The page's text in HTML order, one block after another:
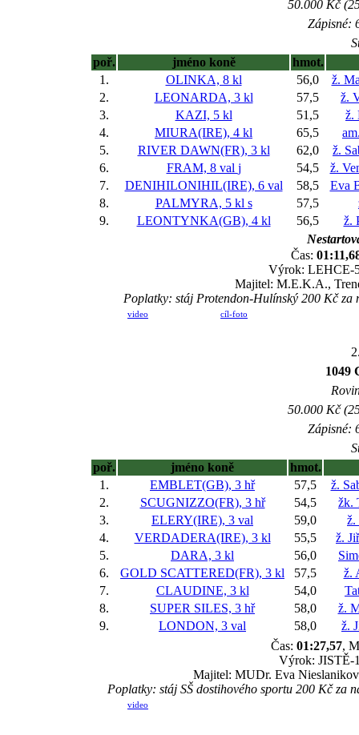
50.000 Kč
Zápisné:
poř.
jméno koně
hmot.
1.
OLINKA, 8 kl 56,0
ž.
2.
LEONARDA, 3 kl 57,5
ž.
3.
KAZI, 5 kl 51,5
ž.
4.
MIURA(IRE), 4 kl 65,5
5.
RIVER DAWN(FR), 3 kl 62,0
ž.
6.
FRAM, 8 val j 54,5
ž.
7.
DENIHILONIHIL(IRE), 6 val 58,5
Eva
8.
PALMYRA, 5 kl s 57,5
9.
LEONTYNKA(GB), 4 kl 56,5
ž.
Čas:
Výrok: LEHCE-
Majitel: M.E.K.A.,
Poplatky: stáj Protendon-Hulínský 200 Kč
video cíl-foto
1049
50.000 Kč
Zápisné:
poř.
jméno koně
hmot.
1.
EMBLET(GB), 3 hř 57,5
ž.
2.
SCUGNIZZO(FR), 3 hř 54,5
žk.
3.
ELERY(IRE), 3 val 59,0
ž.
4.
VERDADERA(IRE), 3 kl 55,5
ž.
5.
DARA, 3 kl 56,0
6.
GOLD SCATTERED(FR), 3 kl 57,5
ž.
7.
CLAUDINE, 3 kl 54,0
8.
SUPER SILES, 3 hř 58,0
ž.
9.
LONDON, 3 val 58,0
ž.
Čas: 01:27,57,
Výrok: JISTĚ-
Majitel: MUDr. Eva
Poplatky: stáj SŠ dostihového sportu 200 Kč
video